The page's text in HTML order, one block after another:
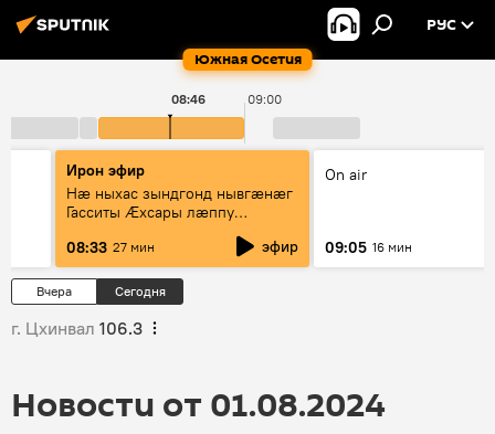
Южная Осетия
РУС
09:00
08:46
Ирон эфир
Нæ ныхас зындгонд нывгæнæг
Гасситы Æхсары лæппу
Цопанимæ æмæ рубрикæ
"Ирыстоны 'хсарджын фырттæ"
08:33 27 мин эфир
On air
09:05 16 мин
Вчера Сегодня
г. Цхинвал 106.3
Новости от 01.08.2024